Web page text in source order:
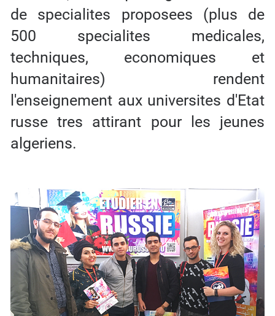
de specialites proposees (plus de
500 specialites medicales,
techniques, economiques et
humanitaires) rendent
l'enseignement aux universites d'Etat
russe tres attirant pour les jeunes
algeriens.